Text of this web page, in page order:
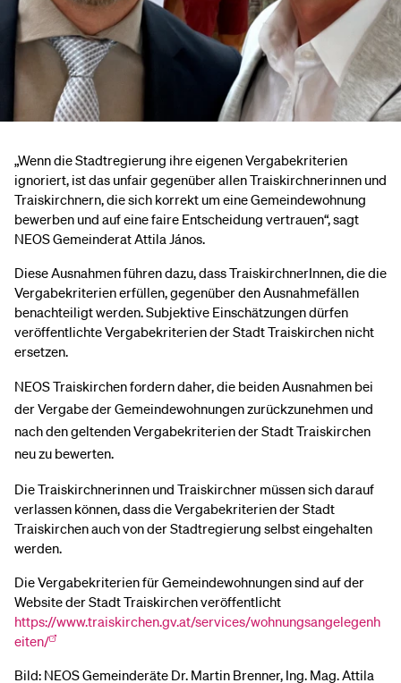
„Wenn die Stadtregierung ihre eigenen Vergabekriterien
ignoriert, ist das unfair gegenüber allen Traiskirchnerinnen und
Traiskirchnern, die sich korrekt um eine Gemeindewohnung
bewerben und auf eine faire Entscheidung vertrauen“, sagt
NEOS Gemeinderat Attila János.
Diese Ausnahmen führen dazu, dass TraiskirchnerInnen, die die
Vergabekriterien erfüllen, gegenüber den Ausnahmefällen
benachteiligt werden. Subjektive Einschätzungen dürfen
veröffentlichte Vergabekriterien der Stadt Traiskirchen nicht
ersetzen.
NEOS Traiskirchen fordern daher, die beiden Ausnahmen bei
der Vergabe der Gemeindewohnungen zurückzunehmen und
nach den geltenden Vergabekriterien der Stadt Traiskirchen
neu zu bewerten.
Die Traiskirchnerinnen und Traiskirchner müssen sich darauf
verlassen können, dass die Vergabekriterien der Stadt
Traiskirchen auch von der Stadtregierung selbst eingehalten
werden.
Die Vergabekriterien für Gemeindewohnungen sind auf der
Website der Stadt Traiskirchen veröffentlicht
https://www.traiskirchen.gv.at/services/wohnungsangelegenh
eiten/
Bild: NEOS Gemeinderäte Dr. Martin Brenner, Ing. Mag. Attila